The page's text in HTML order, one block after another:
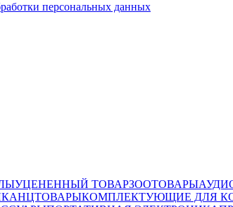
персональных данных
УЦЕНЕННЫЙ ТОВАРЗООТОВАРЫ
КАНЦТОВАРЫКОМПЛЕКТУЮЩИЕ ДЛЯ